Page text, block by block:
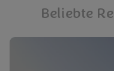
Beliebte